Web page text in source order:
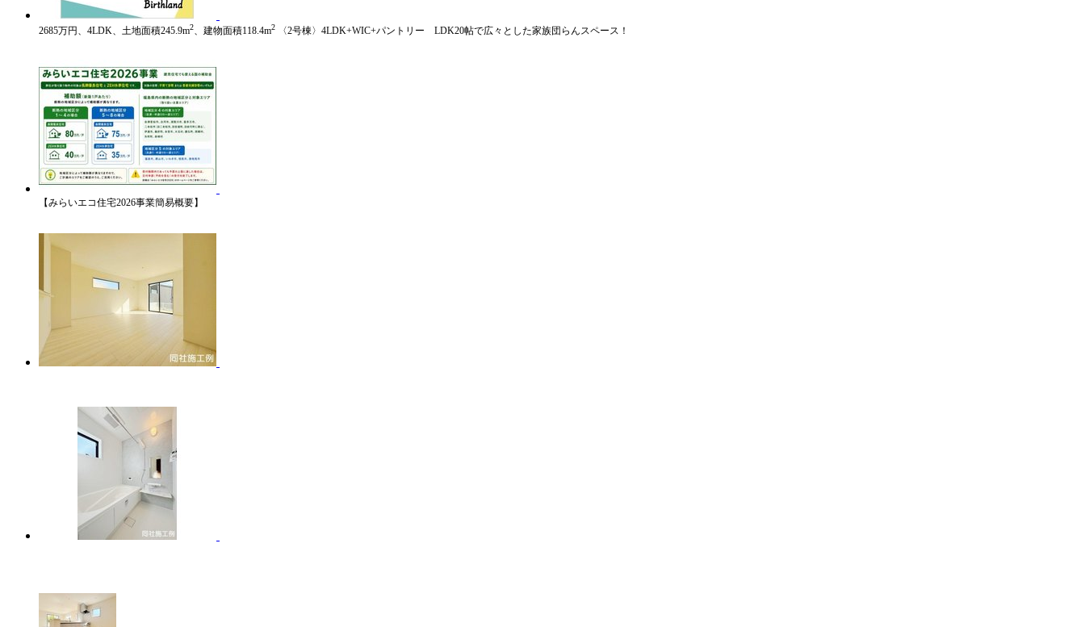
2685万円、4LDK、土地面積245.9m2 、建物面積118.4m2 〈2号棟〉4LDK+WIC+パントリー LDK20帖で広々とした家族団らんスペース！
【みらいエコ住宅2026事業簡易概要】